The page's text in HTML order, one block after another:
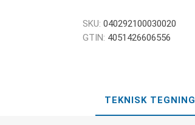
SKU: 040292100030020
GTIN: 4051426606556
TEKNISK TEGNING